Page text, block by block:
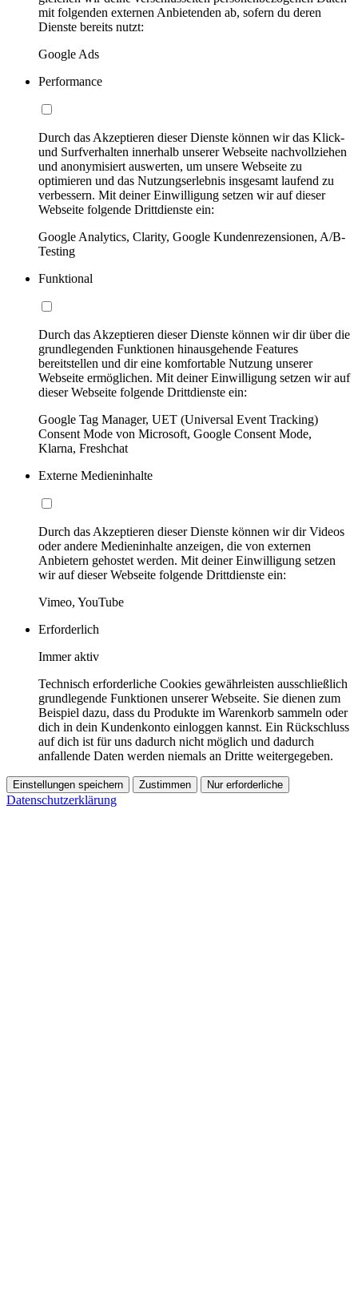
mit folgenden externen Anbietenden ab, sofern du deren
Dienste bereits nutzt:
Google Ads
Performance
Durch das Akzeptieren dieser Dienste können wir das Klick-
und Surfverhalten innerhalb unserer Webseite nachvollziehen
und anonymisiert auswerten, um unsere Webseite zu
optimieren und das Nutzungserlebnis insgesamt laufend zu
verbessern. Mit deiner Einwilligung setzen wir auf dieser
Webseite folgende Drittdienste ein:
Google Analytics, Clarity, Google Kundenrezensionen, A/B-
Testing
Funktional
Durch das Akzeptieren dieser Dienste können wir dir über die
grundlegenden Funktionen hinausgehende Features
bereitstellen und dir eine komfortable Nutzung unserer
Webseite ermöglichen. Mit deiner Einwilligung setzen wir auf
dieser Webseite folgende Drittdienste ein:
Google Tag Manager, UET (Universal Event Tracking)
Consent Mode von Microsoft, Google Consent Mode,
Klarna, Freshchat
Externe Medieninhalte
Durch das Akzeptieren dieser Dienste können wir dir Videos
oder andere Medieninhalte anzeigen, die von externen
Anbietern gehostet werden. Mit deiner Einwilligung setzen
wir auf dieser Webseite folgende Drittdienste ein:
Vimeo, YouTube
Erforderlich
Immer aktiv
Technisch erforderliche Cookies gewährleisten ausschließlich
grundlegende Funktionen unserer Webseite. Sie dienen zum
Beispiel dazu, dass du Produkte im Warenkorb sammeln oder
dich in dein Kundenkonto einloggen kannst. Ein Rückschluss
auf dich ist für uns dadurch nicht möglich und dadurch
anfallende Daten werden niemals an Dritte weitergegeben.
Einstellungen speichern Zustimmen Nur erforderliche
Datenschutzerklärung